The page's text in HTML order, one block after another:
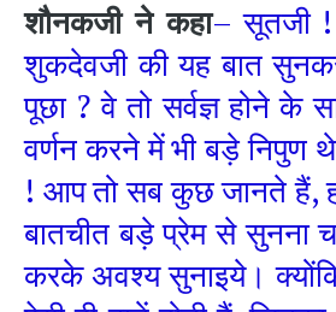
शौनकजी ने कहा– सूतजी !
शुकदेवजी की यह बात
पूछा ? वे तो सर्वज्ञ होने के
वर्णन करने में भी बड़े
! आप तो सब कुछ जानते हैं,
बातचीत बड़े प्रेम से सुनना
करके अवश्य सुनाइये।